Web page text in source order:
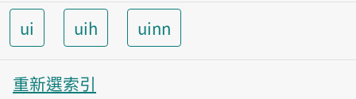
ui uih uinn
重新選索引